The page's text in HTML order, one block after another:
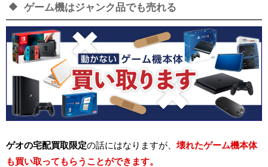
ゲーム機はジャンク品でも売れる
ゲオの宅配買取限定の話にはなりますが、壊れたゲーム機本体
も買い取ってもらうことができます。